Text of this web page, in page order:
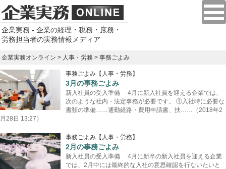
企業実務 - 企業の経理・税務・庶務・
労務担当者の実務情報メディア
企業実務オンライン > 人事・労務 > 事務ごよみ
事務ごよみ【人事・労務】
3月の事務ごよみ
新入社員の受入準備 4月に新入社員を迎える企業では、
次のような社内・法定事務が必要です。 ①入社時に必要な
書類の準備……通勤経路・費用申請書、扶……（2018年2
月28日 13:27）
事務ごよみ【人事・労務】
2月の事務ごよみ
新入社員の受入準備 4月に新卒の新入社員を迎える企業
では、2月中には最終的な入社の意思確認を行ないたいと